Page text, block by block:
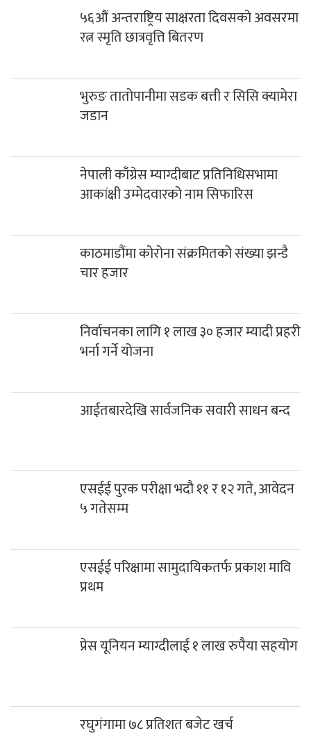
५६औं अन्तराष्ट्रिय साक्षरता दिवसको अवसरमा
रत्न स्मृति छात्रवृत्ति बितरण
भुरुङ तातोपानीमा सडक बत्ती र सिसि क्यामेरा
जडान
नेपाली काँग्रेस म्याग्दीबाट प्रतिनिधिसभामा
आकांक्षी उम्मेदवारको नाम सिफारिस
काठमाडौंमा कोरोना संक्रमितको संख्या झन्डै
चार हजार
निर्वाचनका लागि १ लाख ३० हजार म्यादी प्रहरी
भर्ना गर्ने योजना
आईतबारदेखि सार्वजनिक सवारी साधन बन्द
एसईई पुरक परीक्षा भदौ ११ र १२ गते, आवेदन
५ गतेसम्म
एसईई परिक्षामा सामुदायिकतर्फ प्रकाश मावि
प्रथम
प्रेस यूनियन म्याग्दीलाई १ लाख रुपैया सहयोग
रघुगंगामा ७८ प्रतिशत बजेट खर्च